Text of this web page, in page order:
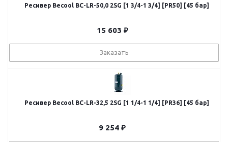
Ресивер Becool BC-LR-50,0 2SG [1 3/4-1 3/4] [PR50] [45 бар]
15 603 ₽
Заказать
Ресивер Becool BC-LR-32,5 2SG [1 1/4-1 1/4] [PR36] [45 бар]
9 254 ₽